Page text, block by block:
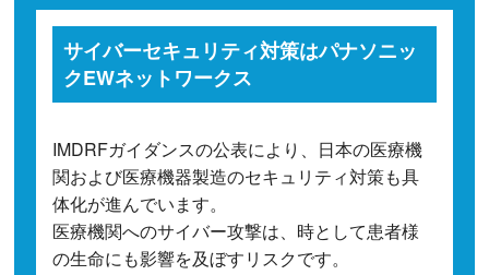
サイバーセキュリティ対策はパナソニッ
クEWネットワークス
IMDRFガイダンスの公表により、日本の医療機
関および医療機器製造のセキュリティ対策も具
体化が進んでいます。
医療機関へのサイバー攻撃は、時として患者様
の生命にも影響を及ぼすリスクです。